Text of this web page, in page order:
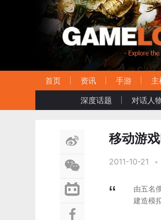
首页 资讯 手游 主
深度话题
对话人
移动游
2011-10-21 •
由五名
建造模